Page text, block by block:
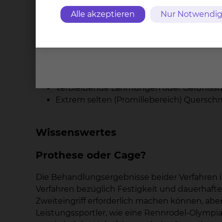
Welche Komplikationen können
Verbleibende Lähmungen oder
Extrem selten (Promillebereich)
Wissenswertes
Prothese oder Cage?
Die Behandlungsergebnisse beider
Verfahren bezüglich Festigkeit und
Zweiteingriff erforderlich machen können,
Leistungssportler, wie eine Rennrodel-
Alle akzeptieren Nur